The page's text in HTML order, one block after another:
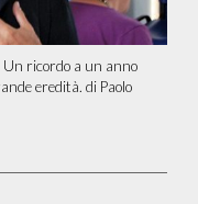
ricordo a un anno
eredità. di Paolo